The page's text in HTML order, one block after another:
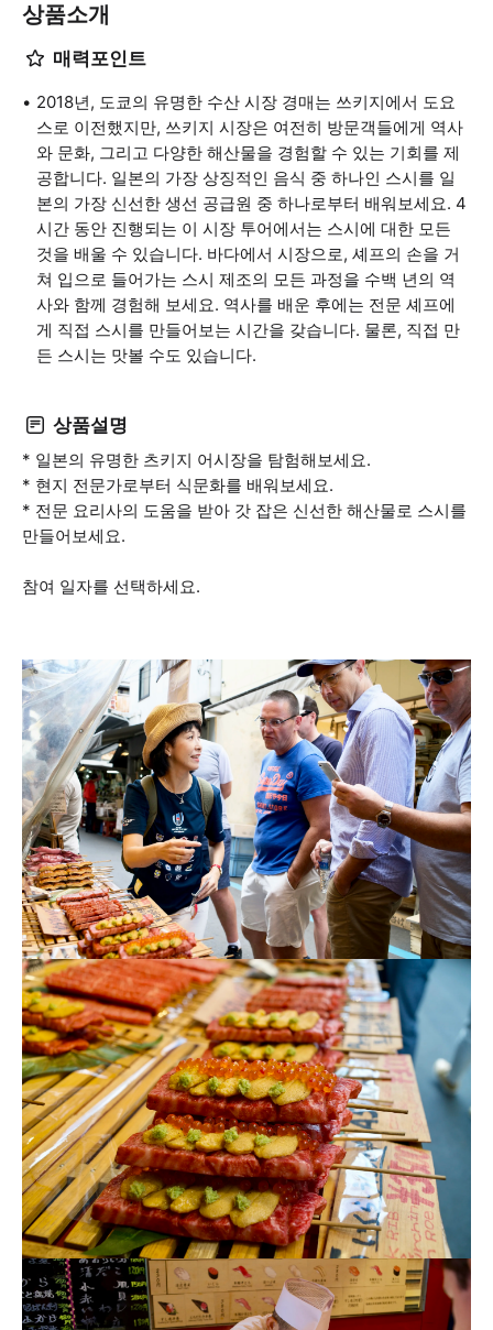
상품소개
매력포인트
2018년, 도쿄의 유명한 수산 시장 경매는 쓰키지에서 도요
스로 이전했지만, 쓰키지 시장은 여전히 방문객들에게 역사
와 문화, 그리고 다양한 해산물을 경험할 수 있는 기회를 제
공합니다. 일본의 가장 상징적인 음식 중 하나인 스시를 일
본의 가장 신선한 생선 공급원 중 하나로부터 배워보세요. 4
시간 동안 진행되는 이 시장 투어에서는 스시에 대한 모든
것을 배울 수 있습니다. 바다에서 시장으로, 셰프의 손을 거
쳐 입으로 들어가는 스시 제조의 모든 과정을 수백 년의 역
사와 함께 경험해 보세요. 역사를 배운 후에는 전문 셰프에
게 직접 스시를 만들어보는 시간을 갖습니다. 물론, 직접 만
든 스시는 맛볼 수도 있습니다.
상품설명
* 일본의 유명한 츠키지 어시장을 탐험해보세요.
* 현지 전문가로부터 식문화를 배워보세요.
* 전문 요리사의 도움을 받아 갓 잡은 신선한 해산물로 스시를
만들어보세요.
참여 일자를 선택하세요.